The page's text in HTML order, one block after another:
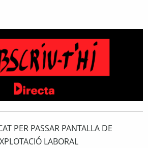
PER PASSAR PANTALLA DE
LABORAL